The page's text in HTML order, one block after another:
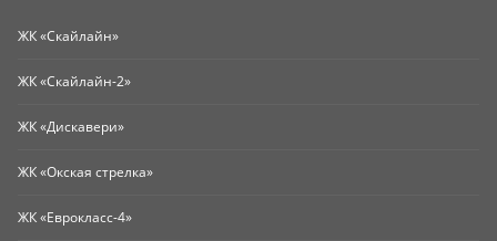
ЖК «Скайлайн»
ЖК «Скайлайн-2»
ЖК «Дискавери»
ЖК «Окская стрелка»
ЖК «Еврокласс-4»